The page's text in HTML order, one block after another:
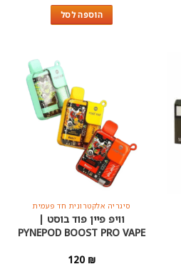
הוספה לסל
סיגריה אלקטרונית חד פעמית
וויפ פיין פוד בוסט |
PYNEPOD BOOST PRO VAPE
120 ₪